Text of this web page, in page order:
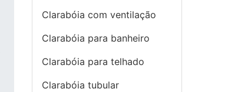
Clarabóia com ventilação
Clarabóia para banheiro
Clarabóia para telhado
Clarabóia tubular